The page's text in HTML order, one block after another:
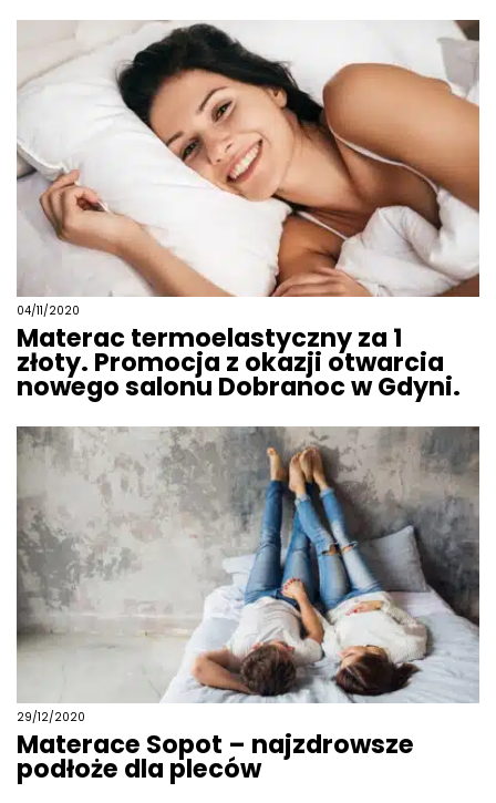
04/11/2020
Materac termoelastyczny za 1
złoty. Promocja z okazji otwarcia
nowego salonu Dobranoc w Gdyni.
29/12/2020
Materace Sopot – najzdrowsze
podłoże dla pleców